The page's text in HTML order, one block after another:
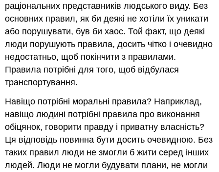
раціональних представників людського виду. Без
основних правил, як би деякі не хотіли їх уникати
або порушувати, був би хаос. Той факт, що деякі
люди порушують правила, досить чітко і очевидно
недостатньо, щоб покінчити з правилами.
Правила потрібні для того, щоб відбулася
транспортування.
Навіщо потрібні моральні правила? Наприклад,
навіщо людині потрібні правила про виконання
обіцянок, говорити правду і приватну власність?
Ця відповідь повинна бути досить очевидною. Без
таких правил люди не змогли б жити серед інших
людей. Люди не могли будувати плани, не могли